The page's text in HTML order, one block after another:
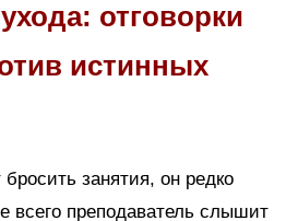
отговорки
истинных
бросить занятия, он редко
всего преподаватель слышит